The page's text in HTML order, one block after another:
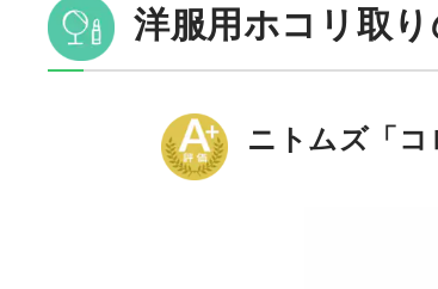
洋服用ホコリ取
ニトムズ「コ